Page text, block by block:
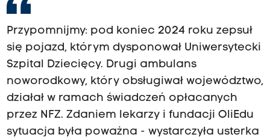
Przypomnijmy: pod koniec 2024 roku zepsuł
się pojazd, którym dysponował Uniwersytecki
Szpital Dziecięcy. Drugi ambulans
noworodkowy, który obsługiwał województwo,
działał w ramach świadczeń opłacanych
przez NFZ. Zdaniem lekarzy i fundacji OliEdu
sytuacja była poważna - wystarczyła usterka